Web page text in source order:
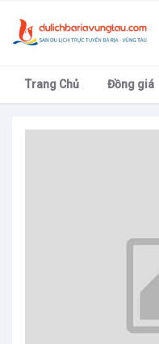
Trang Chủ Đồng giá